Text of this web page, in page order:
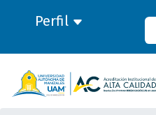
Perfil